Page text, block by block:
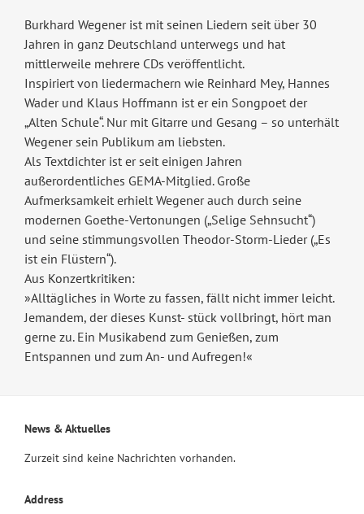
Burkhard Wegener ist mit seinen Liedern seit über 30
Jahren in ganz Deutschland unterwegs und hat
mittlerweile mehrere CDs veröffentlicht.
Inspiriert von liedermachern wie Reinhard Mey, Hannes
Wader und Klaus Hoffmann ist er ein Songpoet der
„Alten Schule“. Nur mit Gitarre und Gesang – so unterhält
Wegener sein Publikum am liebsten.
Als Textdichter ist er seit einigen Jahren
außerordentliches GEMA-Mitglied. Große
Aufmerksamkeit erhielt Wegener auch durch seine
modernen Goethe-Vertonungen („Selige Sehnsucht“)
und seine stimmungsvollen Theodor-Storm-Lieder („Es
ist ein Flüstern“).
Aus Konzertkritiken:
»Alltägliches in Worte zu fassen, fällt nicht immer leicht.
Jemandem, der dieses Kunst- stück vollbringt, hört man
gerne zu. Ein Musikabend zum Genießen, zum
Entspannen und zum An- und Aufregen!«
News & Aktuelles
Zurzeit sind keine Nachrichten vorhanden.
Address